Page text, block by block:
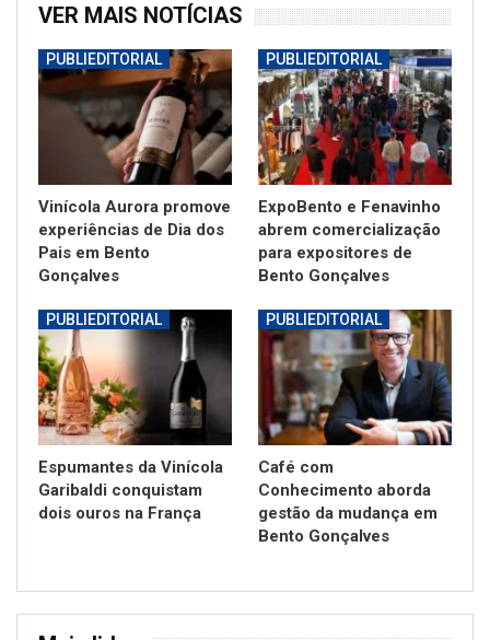
VER MAIS NOTÍCIAS
PUBLIEDITORIAL
Vinícola Aurora promove
experiências de Dia dos
Pais em Bento
Gonçalves
PUBLIEDITORIAL
ExpoBento e Fenavinho
abrem comercialização
para expositores de
Bento Gonçalves
PUBLIEDITORIAL
Espumantes da Vinícola
Garibaldi conquistam
dois ouros na França
PUBLIEDITORIAL
Café com
Conhecimento aborda
gestão da mudança em
Bento Gonçalves